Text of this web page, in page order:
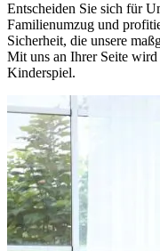
Entscheiden Sie sich für
Familienumzug und
Sicherheit, die unsere
Mit uns an Ihrer Seite
Kinderspiel.